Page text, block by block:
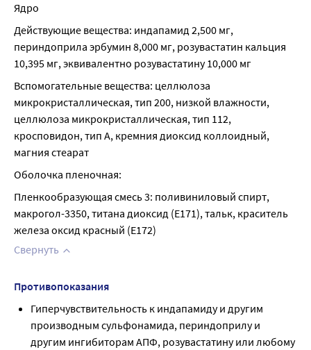
Ядро
Действующие вещества: индапамид 2,500 мг,
периндоприла эрбумин 8,000 мг, розувастатин кальция
10,395 мг, эквивалентно розувастатину 10,000 мг
Вспомогательные вещества: целлюлоза
микрокристаллическая, тип 200, низкой влажности,
целлюлоза микрокристаллическая, тип 112,
кросповидон, тип А, кремния диоксид коллоидный,
магния стеарат
Оболочка пленочная:
Пленкообразующая смесь 3: поливиниловый спирт,
макрогол-3350, титана диоксид (Е171), тальк, краситель
железа оксид красный (Е172)
Свернуть
Противопоказания
Гиперчувствительность к индапамиду и другим
производным сульфонамида, периндоприлу и
другим ингибиторам АПФ, розувастатину или любому